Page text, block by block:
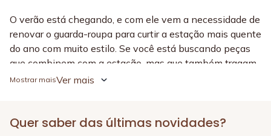
O verão está chegando, e com ele vem a necessidade de
renovar o guarda-roupa para curtir a estação mais quente
do ano com muito estilo. Se você está buscando peças
que combinem com a estação, mas que também tragam
conforto e elegância, a
que você possa garantir seus looks favoritos sem pesar
Ver mais
Quer saber das últimas novidades?